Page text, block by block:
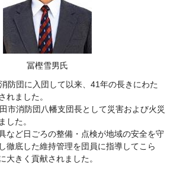
冨樫雪男氏
防団に入団して以来、41年の長きにわた
れました。
市消防団八幡支団長として災害および火災
した。
など日ごろの整備・点検が地域の安全を守
徹底した維持管理を団員に指導してこら
大きく貢献されました。